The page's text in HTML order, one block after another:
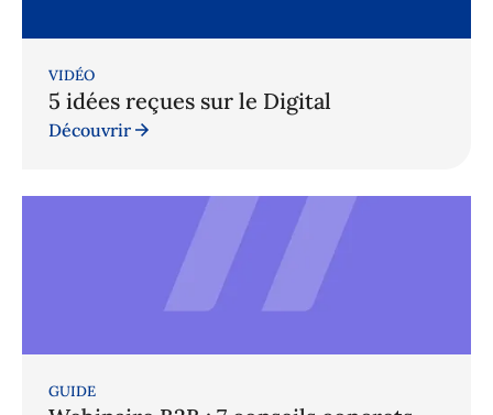
VIDÉO
5 idées reçues sur le Digital
Découvrir
GUIDE